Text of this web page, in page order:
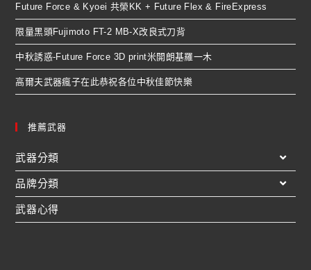
Future Force & Kyoei 共榮KK + Future Flex & FireExpress
限量黑頭Fujimoto FT-2 MB-X改良式刀背
中秋誘惑-Future Force 3D print米開朗基羅一木
高爾夫武器瘋子在此恭祝各位中秋佳節快樂
推薦武器
武器分類
品牌分類
武器心得